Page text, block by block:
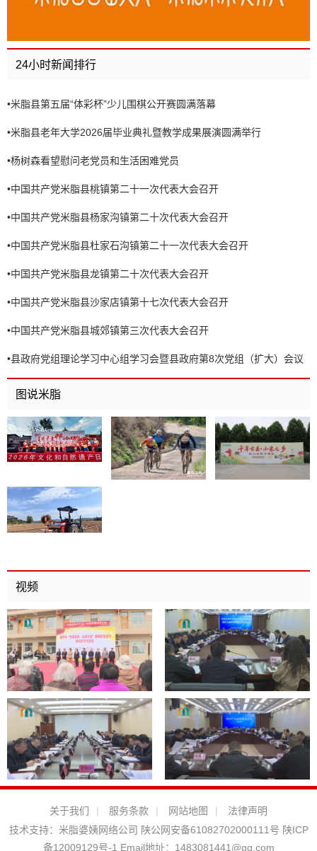
24小时新闻排行
•米脂县第五届“体彩杯”少儿围棋公开赛圆满落幕
•米脂县老年大学2026届毕业典礼暨教学成果展演圆满举行
•杨树森看望慰问老党员和生活困难党员
•中国共产党米脂县桃镇第二十一次代表大会召开
•中国共产党米脂县杨家沟镇第二十次代表大会召开
•中国共产党米脂县杜家石沟镇第二十一次代表大会召开
•中国共产党米脂县龙镇第二十次代表大会召开
•中国共产党米脂县沙家店镇第十七次代表大会召开
•中国共产党米脂县城郊镇第三次代表大会召开
•县政府党组理论学习中心组学习会暨县政府第8次党组（扩大）会议
召开
图说米脂
视频
关于我们 | 服务条款 | 网站地图 |
法律声明
技术支持： 米脂婆姨网络公司 陕公网安备61082702000111号 陕ICP
备12009129号-1 Email地址： 1483081441@qq.com